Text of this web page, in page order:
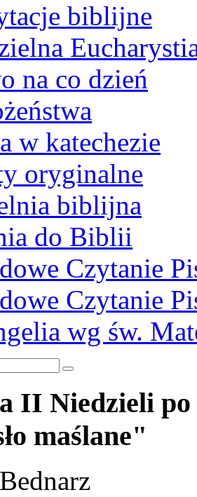
biblijne
na co dzień
w katechezie
oryginalne
biblijna
do Biblii
Czytanie
Czytanie
wg św.
II Niedzieli po
maślane"